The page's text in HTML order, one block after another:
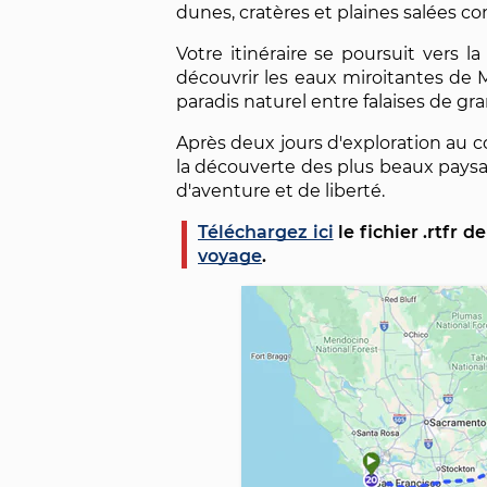
dunes, cratères et plaines salées
Votre itinéraire se poursuit vers
découvrir les eaux miroitantes de
paradis naturel entre falaises de
Après deux jours d'exploration au
la découverte des plus beaux
d'aventure et de liberté.
Téléchargez ici le fichier .rtfr
voyage.